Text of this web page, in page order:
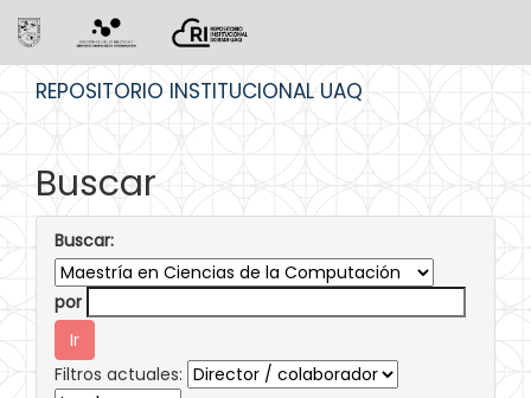
REPOSITORIO INSTITUCIONAL UAQ
Buscar
Buscar:
por
Filtros actuales: